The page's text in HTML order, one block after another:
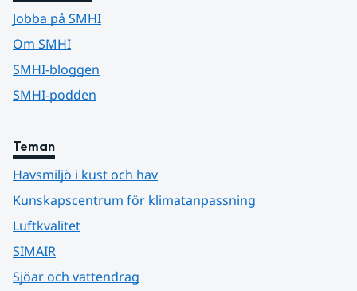
Jobba på SMHI
Om SMHI
SMHI-bloggen
SMHI-podden
Teman
Havsmiljö i kust och hav
Kunskapscentrum för klimatanpassning
Luftkvalitet
SIMAIR
Sjöar och vattendrag